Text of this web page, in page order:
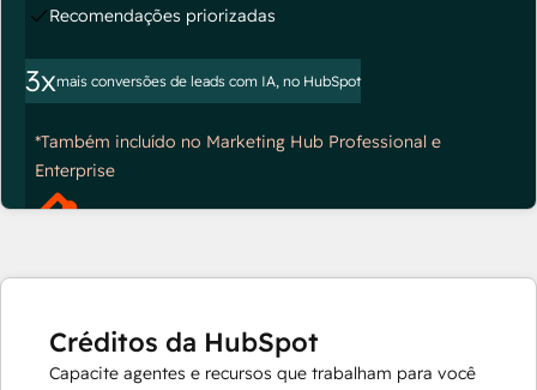
Recomendações priorizadas
3xmais conversões de leads com IA, no HubSpot
*Também incluído no Marketing Hub Professional e
Enterprise
Créditos da HubSpot
Capacite agentes e recursos que trabalham para você